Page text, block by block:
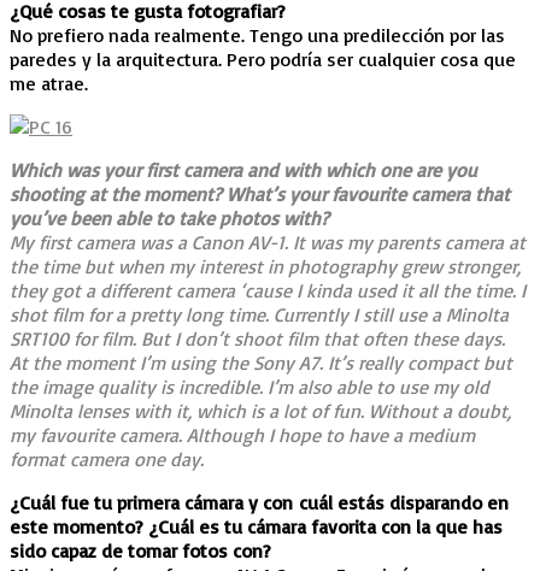
¿Qué cosas te gusta fotografiar?
No prefiero nada realmente. Tengo una predilección por las
paredes y la arquitectura. Pero podría ser cualquier cosa que
me atrae.
Which was your first camera and with which one are you
shooting at the moment? What’s your favourite camera that
you’ve been able to take photos with?
My first camera was a Canon AV-1. It was my parents camera at
the time but when my interest in photography grew stronger,
they got a different camera ‘cause I kinda used it all the time. I
shot film for a pretty long time. Currently I still use a Minolta
SRT100 for film. But I don’t shoot film that often these days.
At the moment I’m using the Sony A7. It’s really compact but
the image quality is incredible. I’m also able to use my old
Minolta lenses with it, which is a lot of fun. Without a doubt,
my favourite camera. Although I hope to have a medium
format camera one day.
¿Cuál fue tu primera cámara y con cuál estás disparando en
este momento? ¿Cuál es tu cámara favorita con la que has
sido capaz de tomar fotos con?